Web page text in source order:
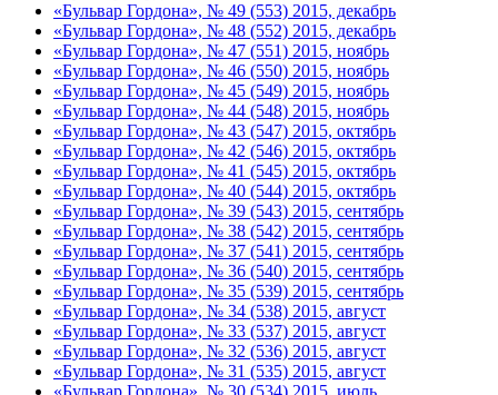
«Бульвар Гордона», № 49 (553) 2015, декабрь
«Бульвар Гордона», № 48 (552) 2015, декабрь
«Бульвар Гордона», № 47 (551) 2015, ноябрь
«Бульвар Гордона», № 46 (550) 2015, ноябрь
«Бульвар Гордона», № 45 (549) 2015, ноябрь
«Бульвар Гордона», № 44 (548) 2015, ноябрь
«Бульвар Гордона», № 43 (547) 2015, октябрь
«Бульвар Гордона», № 42 (546) 2015, октябрь
«Бульвар Гордона», № 41 (545) 2015, октябрь
«Бульвар Гордона», № 40 (544) 2015, октябрь
«Бульвар Гордона», № 39 (543) 2015, сентябрь
«Бульвар Гордона», № 38 (542) 2015, сентябрь
«Бульвар Гордона», № 37 (541) 2015, сентябрь
«Бульвар Гордона», № 36 (540) 2015, сентябрь
«Бульвар Гордона», № 35 (539) 2015, сентябрь
«Бульвар Гордона», № 34 (538) 2015, август
«Бульвар Гордона», № 33 (537) 2015, август
«Бульвар Гордона», № 32 (536) 2015, август
«Бульвар Гордона», № 31 (535) 2015, август
«Бульвар Гордона», № 30 (534) 2015, июль